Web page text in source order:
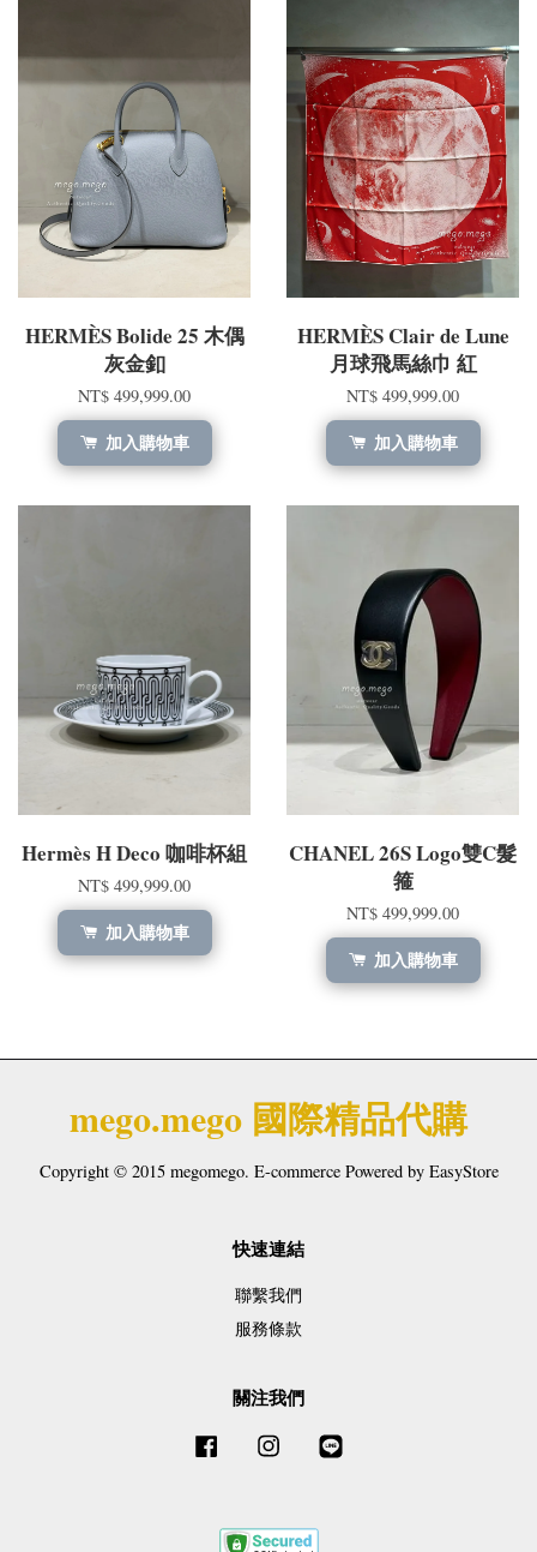
HERMÈS Bolide 25 木偶
灰金釦
NT$ 499,999.00
加入購物車
HERMÈS Clair de Lune
月球飛馬絲巾 紅
NT$ 499,999.00
加入購物車
Hermès H Deco 咖啡杯組
NT$ 499,999.00
加入購物車
CHANEL 26S Logo雙C髮
箍
NT$ 499,999.00
加入購物車
mego.mego 國際精品代購
Copyright © 2015 megomego. E-commerce Powered by EasyStore
快速連結
聯繫我們
服務條款
關注我們
Facebook Instagram